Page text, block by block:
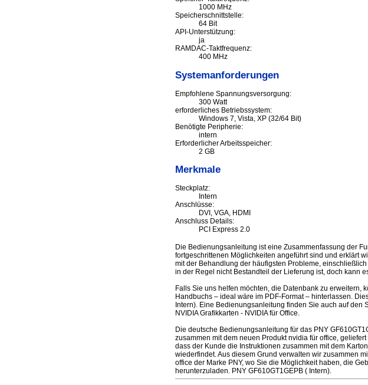
1000 MHz
Speicherschnittstelle:
64 Bit
API-Unterstützung:
ja
RAMDAC-Taktfrequenz:
400 MHz
Systemanforderungen
Empfohlene Spannungsversorgung:
300 Watt
erforderliches Betriebssystem:
Windows 7, Vista, XP (32/64 Bit)
Benötigte Peripherie:
intern
Erforderlicher Arbeitsspeicher:
2 GB
Merkmale
Steckplatz:
Intern
Anschlüsse:
DVI, VGA, HDMI
Anschluss Details:
PCI Express 2.0
Die Bedienungsanleitung ist eine Zusammenfassung der
fortgeschrittenen Möglichkeiten angeführt sind und erklärt
mit der Behandlung der häufigsten Probleme,
in der Regel nicht Bestandteil der Lieferung ist, doch kann
Falls Sie uns helfen möchten, die Datenbank zu erweitern,
Handbuchs – ideal wäre im PDF-Format – hinterlassen.
Intern). Eine Bedienungsanleitung finden Sie auch auf
NVIDIA Grafikkarten - NVIDIA für Office.
Die deutsche Bedienungsanleitung für das PNY
zusammen mit dem neuen Produkt nvidia für office,
dass der Kunde die Instruktionen zusammen mit dem
wiederfindet. Aus diesem Grund verwalten wir zusammen
office der Marke PNY, wo Sie die Möglichkeit haben, die
herunterzuladen. PNY GF610GT1GEPB ( Intern).